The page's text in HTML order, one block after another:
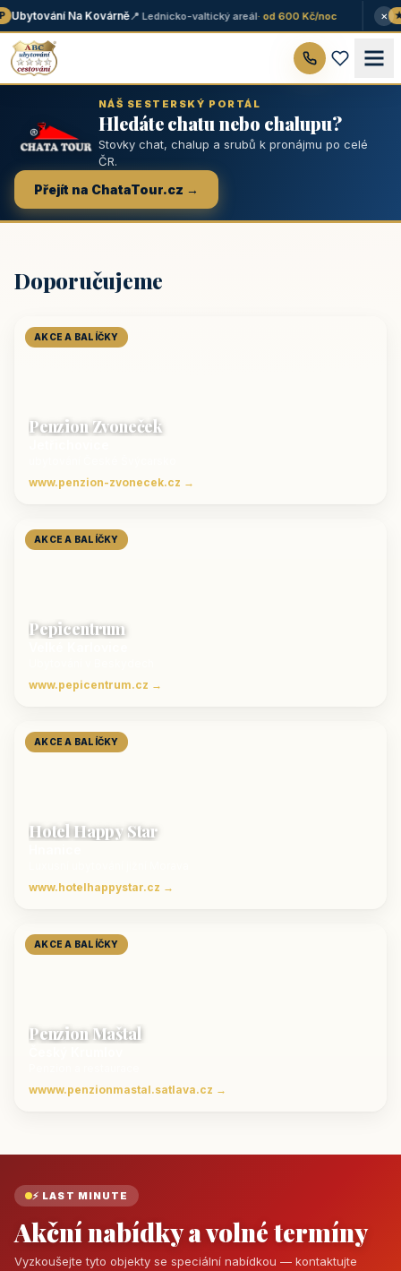
Ubytování Na Kovárně📍 Lednicko-valtický areál· od 600 Kč/noc ★
×
NÁŠ SESTERSKÝ PORTÁL
Hledáte chatu nebo chalupu?
Stovky chat, chalup a srubů k pronájmu po celé
ČR.
Přejít na ChataTour.cz →
Doporučujeme
AKCE A BALÍČKY
Penzion Zvoneček
www.penzion-zvonecek.cz →
AKCE A BALÍČKY
Pepicentrum
www.pepicentrum.cz →
AKCE A BALÍČKY
Hotel Happy Star
www.hotelhappystar.cz →
AKCE A BALÍČKY
Penzion Maštal
wwww.penzionmastal.satlava.cz →
⚡ LAST MINUTE
Akční nabídky a volné termíny
Vyzkoušejte tyto objekty se speciální nabídkou — kontaktujte